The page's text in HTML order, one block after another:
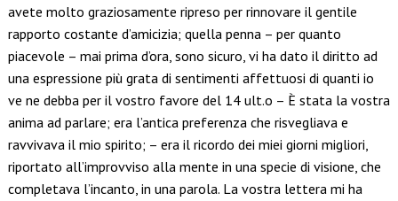
avete molto graziosamente ripreso per rinnovare il gentile
rapporto costante d’amicizia; quella penna – per quanto
piacevole – mai prima d’ora, sono sicuro, vi ha dato il diritto ad
una espressione più grata di sentimenti affettuosi di quanti io
ve ne debba per il vostro favore del 14 ult.o – È stata la vostra
anima ad parlare; era l’antica preferenza che risvegliava e
ravvivava il mio spirito; – era il ricordo dei miei giorni migliori,
riportato all’improvviso alla mente in una specie di visione, che
completava l’incanto, in una parola. La vostra lettera mi ha